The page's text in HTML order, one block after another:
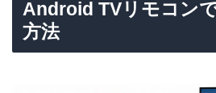
Android TVリモコン
方法